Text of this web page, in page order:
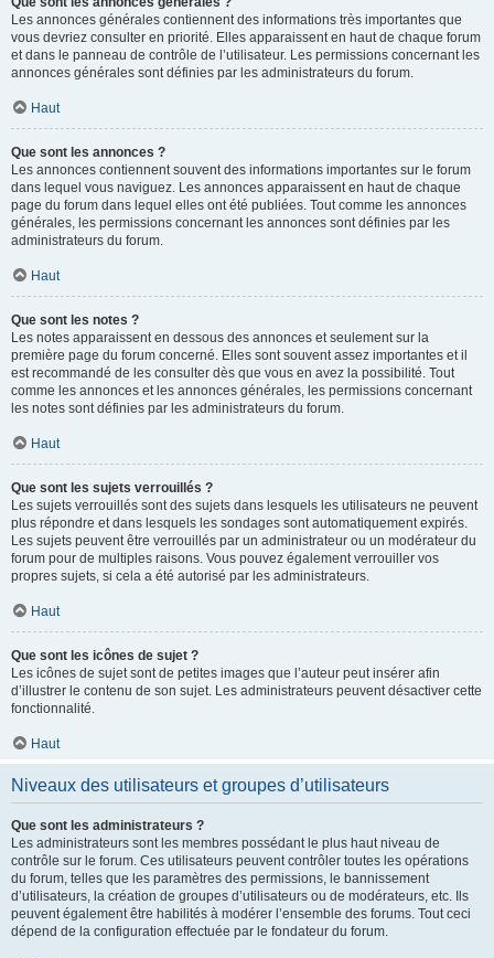
Les annonces générales contiennent des informations très importantes que
vous devriez consulter en priorité. Elles apparaissent en haut de chaque forum
et dans le panneau de contrôle de l’utilisateur. Les permissions concernant les
annonces générales sont définies par les administrateurs du forum.
Haut
Que sont les annonces ?
Les annonces contiennent souvent des informations importantes sur le forum
dans lequel vous naviguez. Les annonces apparaissent en haut de chaque
page du forum dans lequel elles ont été publiées. Tout comme les annonces
générales, les permissions concernant les annonces sont définies par les
administrateurs du forum.
Haut
Que sont les notes ?
Les notes apparaissent en dessous des annonces et seulement sur la
première page du forum concerné. Elles sont souvent assez importantes et il
est recommandé de les consulter dès que vous en avez la possibilité. Tout
comme les annonces et les annonces générales, les permissions concernant
les notes sont définies par les administrateurs du forum.
Haut
Que sont les sujets verrouillés ?
Les sujets verrouillés sont des sujets dans lesquels les utilisateurs ne peuvent
plus répondre et dans lesquels les sondages sont automatiquement expirés.
Les sujets peuvent être verrouillés par un administrateur ou un modérateur du
forum pour de multiples raisons. Vous pouvez également verrouiller vos
propres sujets, si cela a été autorisé par les administrateurs.
Haut
Que sont les icônes de sujet ?
Les icônes de sujet sont de petites images que l’auteur peut insérer afin
d’illustrer le contenu de son sujet. Les administrateurs peuvent désactiver cette
fonctionnalité.
Haut
Niveaux des utilisateurs et groupes d’utilisateurs
Que sont les administrateurs ?
Les administrateurs sont les membres possédant le plus haut niveau de
contrôle sur le forum. Ces utilisateurs peuvent contrôler toutes les opérations
du forum, telles que les paramètres des permissions, le bannissement
d’utilisateurs, la création de groupes d’utilisateurs ou de modérateurs, etc. Ils
peuvent également être habilités à modérer l’ensemble des forums. Tout ceci
dépend de la configuration effectuée par le fondateur du forum.